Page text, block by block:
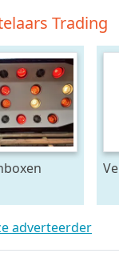
Trading
adverteerder